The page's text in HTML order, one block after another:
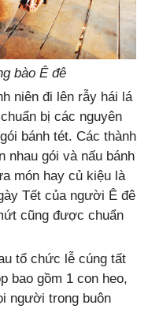
bào Ê đê
niên đi lên rẫy hái lá
bị các nguyên
bánh tét. Các thành
nhau gói và nấu bánh
món hay củ kiệu là
Tết của người Ê đê
cũng được chuẩn
tổ chức lễ cúng tất
bao gồm 1 con heo,
người trong buôn